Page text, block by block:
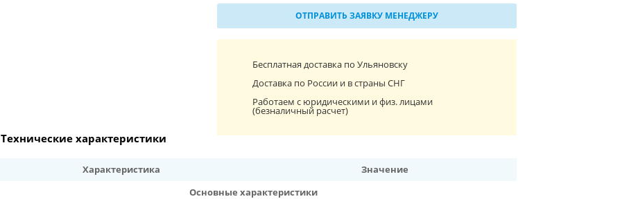
ОТПРАВИТЬ ЗАЯВКУ МЕНЕДЖЕРУ
Бесплатная доставка по Ульяновску
Доставка по России и в страны СНГ
Работаем с юридическими и физ. лицами
(безналичный расчет)
Технические характеристики
Характеристика
Значение
Основные характеристики